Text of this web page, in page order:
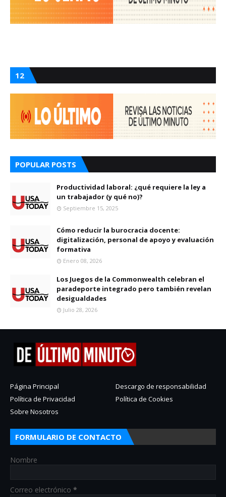
12
POPULAR POSTS
Productividad laboral: ¿qué requiere la ley a
un trabajador (y qué no)?
Septiembre 15, 2025
Cómo reducir la burocracia docente:
digitalización, personal de apoyo y evaluación
formativa
Enero 08, 2026
Los Juegos de la Commonwealth celebran el
paradeporte integrado pero también revelan
desigualdades
Julio 28, 2026
Página Principal
Descargo de responsabilidad
Política de Privacidad
Política de Cookies
Sobre Nosotros
FORMULARIO DE CONTACTO
Nombre
Correo electrónico *